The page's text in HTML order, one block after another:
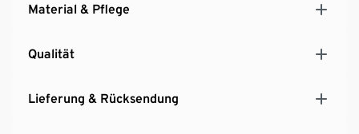
Material & Pflege
Qualität
Lieferung & Rücksendung